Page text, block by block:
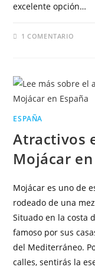
excelente opción…
1 COMENTARIO
ESPAÑA
Atractivos
Mojácar en
Mojácar es uno de
rodeado de una
Situado en la costa
famoso por sus
del Mediterráneo.
calles, sentirás la